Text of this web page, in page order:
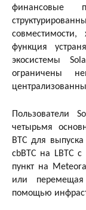
финансовые
функция
экосистемы
ограничены
Пользователи
четырьмя
BTC для
cbBTC на LBTC
пункт на
или
помощью